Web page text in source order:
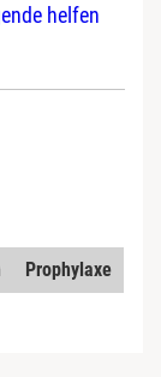
helfen
Prophylaxe